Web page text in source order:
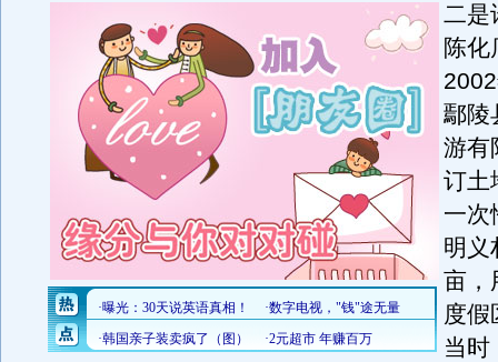
二是
陈化
鄢陵
游有
订土
一次
明义
亩，
度假
当时